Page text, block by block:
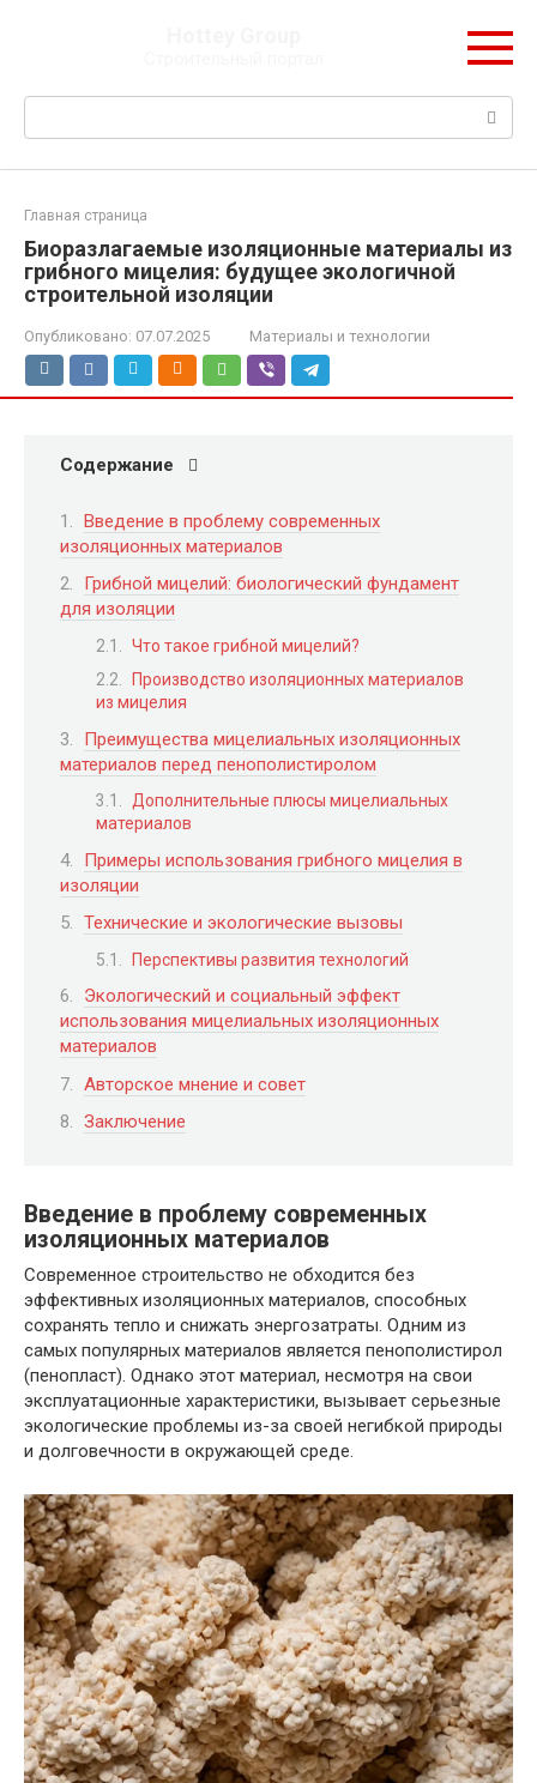
Поиск:
Главная страница
Биоразлагаемые изоляционные материалы из
грибного мицелия: будущее экологичной
строительной изоляции
Опубликовано: 07.07.2025 Материалы и технологии
Содержание
Введение в проблему современных
изоляционных материалов
Грибной мицелий: биологический фундамент
для изоляции
Что такое грибной мицелий?
Производство изоляционных материалов
из мицелия
Преимущества мицелиальных изоляционных
материалов перед пенополистиролом
Дополнительные плюсы мицелиальных
материалов
Примеры использования грибного мицелия в
изоляции
Технические и экологические вызовы
Перспективы развития технологий
Экологический и социальный эффект
использования мицелиальных изоляционных
материалов
Авторское мнение и совет
Заключение
Введение в проблему современных
изоляционных материалов
Современное строительство не обходится без
эффективных изоляционных материалов, способных
сохранять тепло и снижать энергозатраты. Одним из
самых популярных материалов является пенополистирол
(пенопласт). Однако этот материал, несмотря на свои
эксплуатационные характеристики, вызывает серьезные
экологические проблемы из-за своей негибкой природы
и долговечности в окружающей среде.